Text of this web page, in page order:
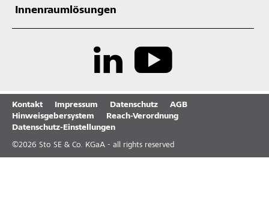
Innenraumlösungen
Kontakt Impressum Datenschutz
AGB
Hinweisgebersystem
Reach-Verordnung
Datenschutz-Einstellungen
©2026 Sto SE & Co. KGaA - all rights reserved